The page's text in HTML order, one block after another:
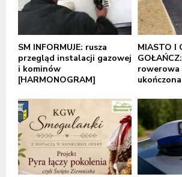
SM INFORMUJE: rusza
przegląd instalacji gazowej
i kominów
[HARMONOGRAM]
MIASTO I
rowerowa